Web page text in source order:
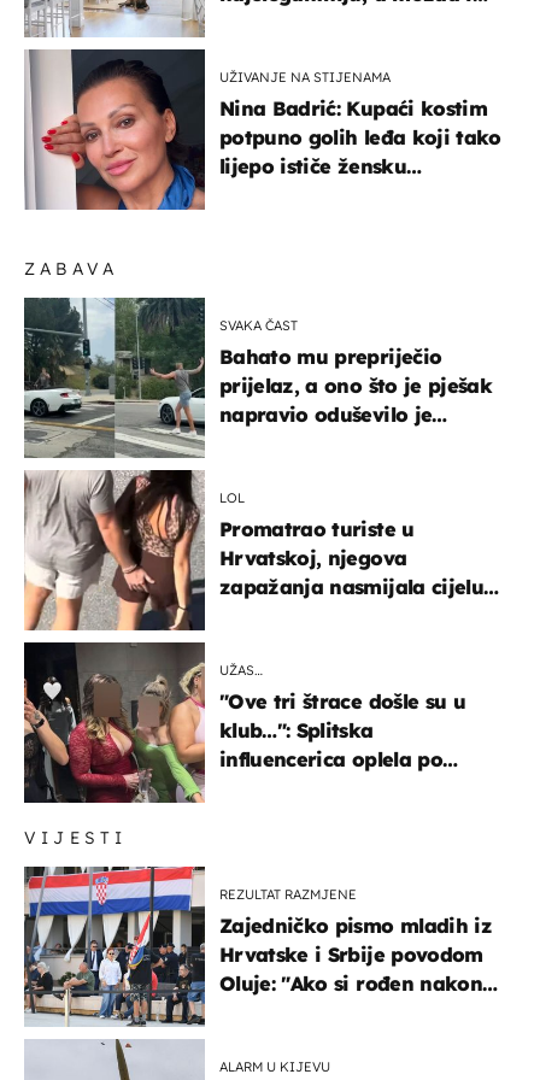
VIJESTI
REZULTAT RAZMJENE
Zajedničko pismo mladih iz
Hrvatske i Srbije povodom
Oluje: "Ako si rođen nakon
ALARM U KIJEVU
ZABAVA
SVAKA ČAST
Bahato mu prepriječio
prijelaz, a ono što je pješak
napravio oduševilo je
LOL
Promatrao turiste u
Hrvatskoj, njegova
zapažanja nasmijala cijelu
UŽAS…
"Ove tri štrace došle su u
klub…": Splitska
influencerica oplela po
UŽIVANJE NA STIJENAMA
Nina Badrić: Kupaći kostim
potpuno golih leđa koji tako
lijepo ističe žensku